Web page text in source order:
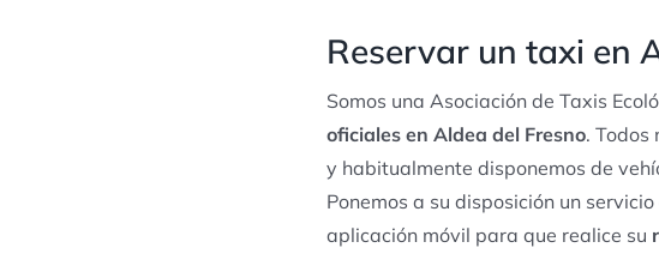
Reservar un taxi en
Somos una Asociación de Taxis
oficiales en Aldea del Fresno. Todos
y habitualmente disponemos de
Ponemos a su disposición un
aplicación móvil para que realice su